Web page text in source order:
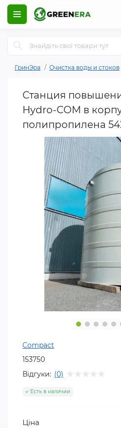
ГринЭра Очистка воды и стоков
Станция
Hydro-COM в
полипропилена
Compact
153750
Відгуки: (0)
Есть в наличии
Ціна